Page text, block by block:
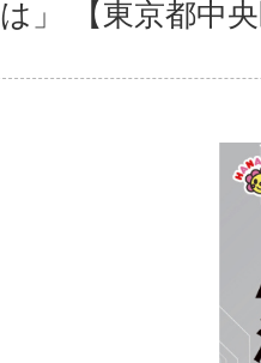
は」 【東京都中央